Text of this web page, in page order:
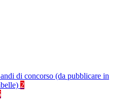
di concorso (da pubblicare in
2